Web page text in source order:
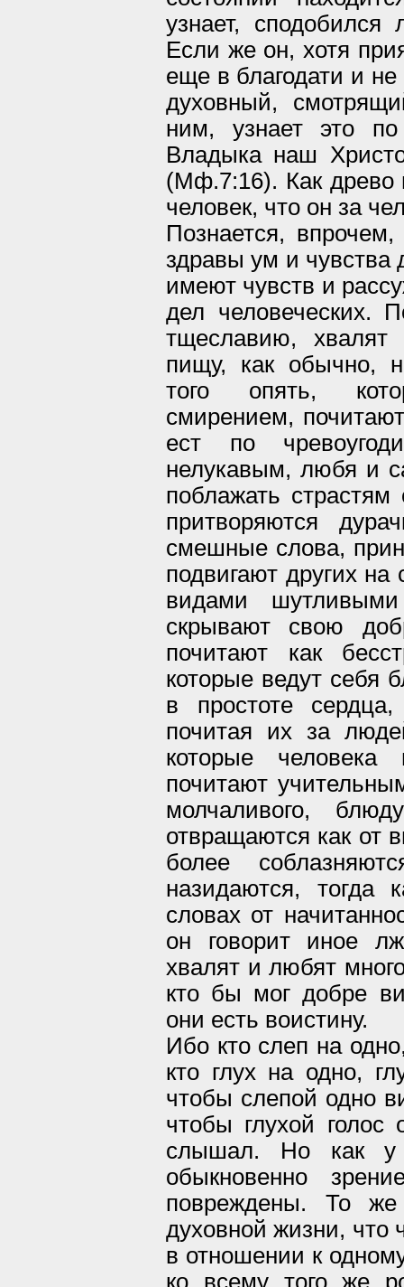
узнает,
Если же он, хотя
еще в благодати и
духовный,
ним, узнает это
Владыка наш
(Мф.7:16). Как древо
человек, что он за
Познается,
здравы ум и
имеют чувств и
дел человеческих.
тщеславию, хвалят
пищу, как обычно,
того опять,
смирением,
ест по
нелукавым, любя и
поблажать
притворяются
смешные слова,
подвигают других
видами
скрывают свою
почитают как
которые ведут себя
в простоте
почитая их за
которые человека
почитают
молчаливого,
отвращаются как от
более
назидаются, тогда
словах от
он говорит иное
хвалят и любят
кто бы мог добре
они есть воистину.
Ибо кто слеп на
кто глух на одно,
чтобы слепой одно
чтобы глухой голос
слышал. Но как у
обыкновенно
повреждены. То
духовной жизни, что
в отношении к
ко всему того же